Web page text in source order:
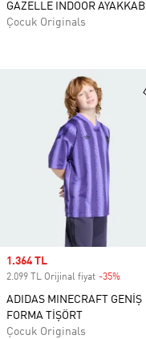
Sale price
1.364 TL
2.099 TL Orijinal fiyat -35%
ADIDAS MINECRAFT GENİŞ
FORMA TİŞÖRT
Çocuk Originals
GAZELLE INDOOR AYAKKABI
Çocuk Originals